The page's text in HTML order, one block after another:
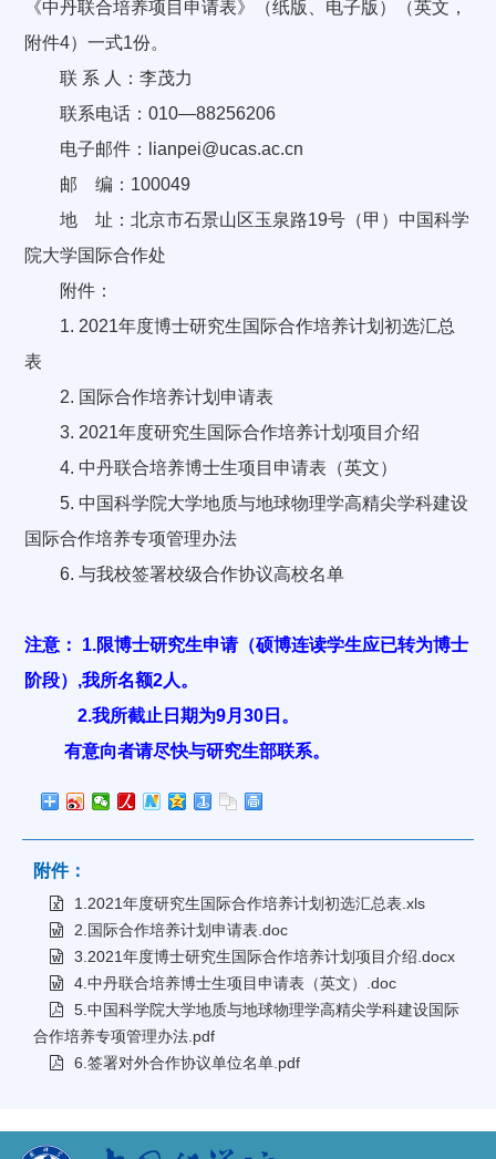
《中丹联合培养项目申请表》（纸版、电子版）（英文，
附件4）一式1份。
联 系 人：李茂力
联系电话：010—88256206
电子邮件：lianpei@ucas.ac.cn
邮 编：100049
地 址：北京市石景山区玉泉路19号（甲）中国科学
院大学国际合作处
附件：
1. 2021年度博士研究生国际合作培养计划初选汇总
表
2. 国际合作培养计划申请表
3. 2021年度研究生国际合作培养计划项目介绍
4. 中丹联合培养博士生项目申请表（英文）
5. 中国科学院大学地质与地球物理学高精尖学科建设
国际合作培养专项管理办法
6. 与我校签署校级合作协议高校名单
注意： 1.限博士研究生申请（硕博连读学生应已转为博士
阶段）,我所名额2人。
2.我所截止日期为9月30日。
有意向者请尽快与研究生部联系。
附件：
1.2021年度研究生国际合作培养计划初选汇总表.xls
2.国际合作培养计划申请表.doc
3.2021年度博士研究生国际合作培养计划项目介绍.docx
4.中丹联合培养博士生项目申请表（英文）.doc
5.中国科学院大学地质与地球物理学高精尖学科建设国际
合作培养专项管理办法.pdf
6.签署对外合作协议单位名单.pdf